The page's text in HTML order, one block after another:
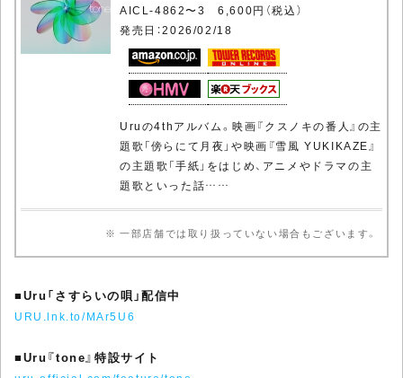
AICL-4862〜3 6,600円（税込）
発売日：2026/02/18
Uruの4thアルバム。映画『クスノキの番人』の主
題歌「傍らにて月夜」や映画『雪風 YUKIKAZE』
の主題歌「手紙」をはじめ、アニメやドラマの主
題歌といった話……
※ 一部店舗では取り扱っていない場合もございます。
■Uru「さすらいの唄」配信中
URU.lnk.to/MAr5U6
■Uru『tone』特設サイト